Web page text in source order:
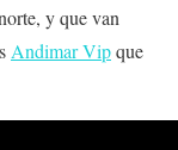
y que van
Andimar Vipque